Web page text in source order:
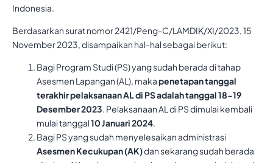
Indonesia.
Berdasarkan surat nomor 2421/Peng-C/LAMDIK/XI/2023, 15
November 2023, disampaikan hal-hal sebagai berikut:
Bagi Program Studi (PS) yang sudah berada di tahap
Asesmen Lapangan (AL), makapenetapan tanggal
terakhir pelaksanaan AL di PS adalah tanggal 18-19
Desember 2023. Pelaksanaan AL di PS dimulai kembali
mulai tanggal10 Januari 2024.
Bagi PS yang sudah menyelesaikan administrasi
Asesmen Kecukupan (AK)dan sekarang sudah berada